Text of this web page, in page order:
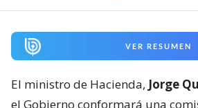
VER RESUMEN
El ministro de Hacienda, Jorge
el Gobierno conformará una